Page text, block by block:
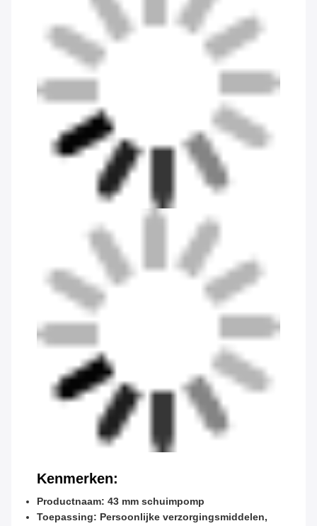
Kenmerken:
Productnaam: 43 mm schuimpomp
Toepassing: Persoonlijke verzorgingsmiddelen,